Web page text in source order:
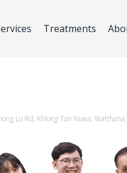
Treatments
Lo Rd, Khlong Tan Nuea,